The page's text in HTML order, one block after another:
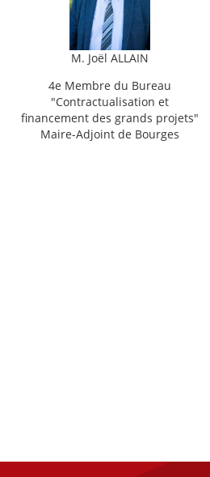
M. Joël ALLAIN
4e Membre du Bureau
"Contractualisation et
financement des grands projets"
Maire-Adjoint de Bourges